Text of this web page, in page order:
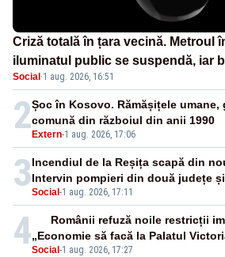
Criză totală în țara vecină. Metroul
iluminatul public se suspendă, iar
să lucreze de acasă
Social ·1 aug. 2026, 16:51
2 Extern-1 aug. 2026, 17:06
Șoc în Kosovo. Rămășițele
comună din războiul din anii 1990
3Social -1 aug. 2026, 17:11
Incendiul de la Reșița scapă din
Intervin pompieri din două județe
4Social -1 aug. 2026, 17:27
Românii refuză noile restricții
„Economie să facă la Palatul